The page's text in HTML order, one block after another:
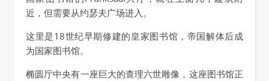
近，但需要从约瑟夫广场进入。
这里是18世纪早期修建的皇家图书馆，帝国解体后成
为国家图书馆。
椭圆厅中央有一座巨大的查理六世雕像，这座图书馆正